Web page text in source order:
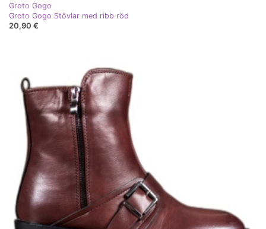
Groto Gogo
Groto Gogo Stövlar med ribb röd
20,90 €